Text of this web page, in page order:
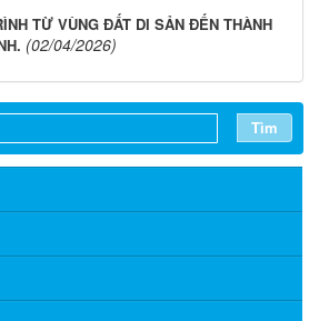
TỪ VÙNG ĐẤT DI SẢN ĐẾN THÀNH
(02/04/2026)
Tìm
dụng hợp đồng thực hiện nhiệm
CUỘC THI TRỰC TUYẾN “TÌM HIỂU